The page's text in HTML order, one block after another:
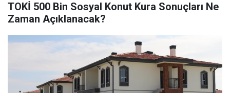
TOKİ 500 Bin Sosyal Konut Kura Sonuçları Ne
Zaman Açıklanacak?